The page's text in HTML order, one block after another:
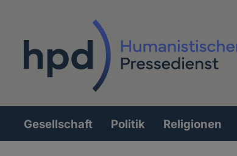
Hauptnavigation
Gesellschaft Politik Religionen